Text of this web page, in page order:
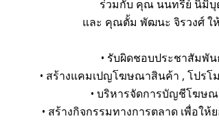
ร่วมกับ คุณ นนทรีย์ นิมิบุ
และ คุณตั้ม พัฒนะ จิรวงศ์ ใ
• รับผิดชอบประชาสัมพั
• สร้างแคมเปญโฆษณาสินค้า , โปรโ
• บริหารจัดการบัญชีโฆษณ
• สร้างกิจกรรมทางการตลาด เพื่อใ